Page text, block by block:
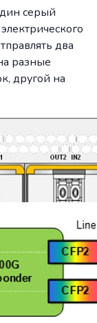
серый
два
разные
другой на